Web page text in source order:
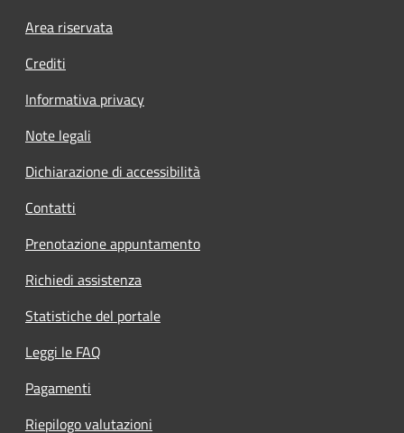
Footer menu
Area riservata
Crediti
Informativa privacy
Note legali
Dichiarazione di accessibilità
Contatti
Prenotazione appuntamento
Richiedi assistenza
Statistiche del portale
Leggi le FAQ
Pagamenti
Riepilogo valutazioni